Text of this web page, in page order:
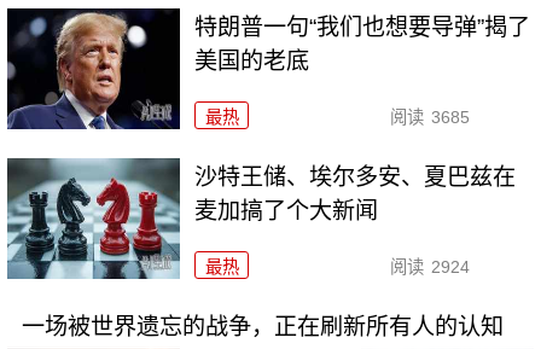
特朗普一句“我们也想要导弹”揭了
美国的老底
最热 阅读 3685
沙特王储、埃尔多安、夏巴兹在
麦加搞了个大新闻
最热 阅读 2924
一场被世界遗忘的战争，正在刷新所有人的认知